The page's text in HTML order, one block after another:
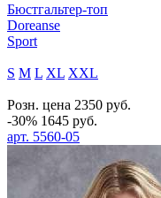
Бюстгальтер-топ
Doreanse
Sport
S M L XL XXL
Розн. цена 2350 руб.
-30% 1645 руб.
арт. 5560-05